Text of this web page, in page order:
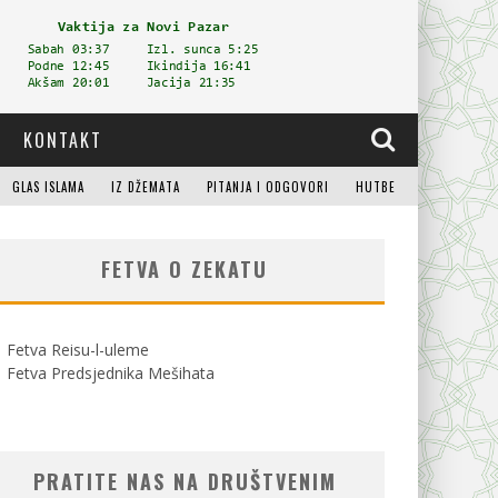
KONTAKT
GLAS ISLAMA IZ DŽEMATA PITANJA I ODGOVORI HUTBE
FETVA O ZEKATU
Fetva Reisu-l-uleme
Fetva Predsjednika Mešihata
PRATITE NAS NA DRUŠTVENIM